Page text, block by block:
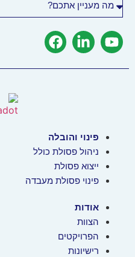
פינוי והובלה
ניהול פסולת כולל
ייצוא פסולת
פינוי פסולת מעבדה
אודות
הצוות
הפרויקטים
רישיונות